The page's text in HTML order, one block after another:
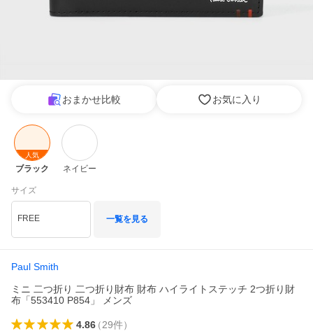
おまかせ比較 お気に入り
人気
ブラック ネイビー
サイズ
FREE 一覧を見る
Paul Smith
ミニ 二つ折り 二つ折り財布 財布 ハイライトステッチ 2つ折り財
布「553410 P854」 メンズ
4.86（29件）